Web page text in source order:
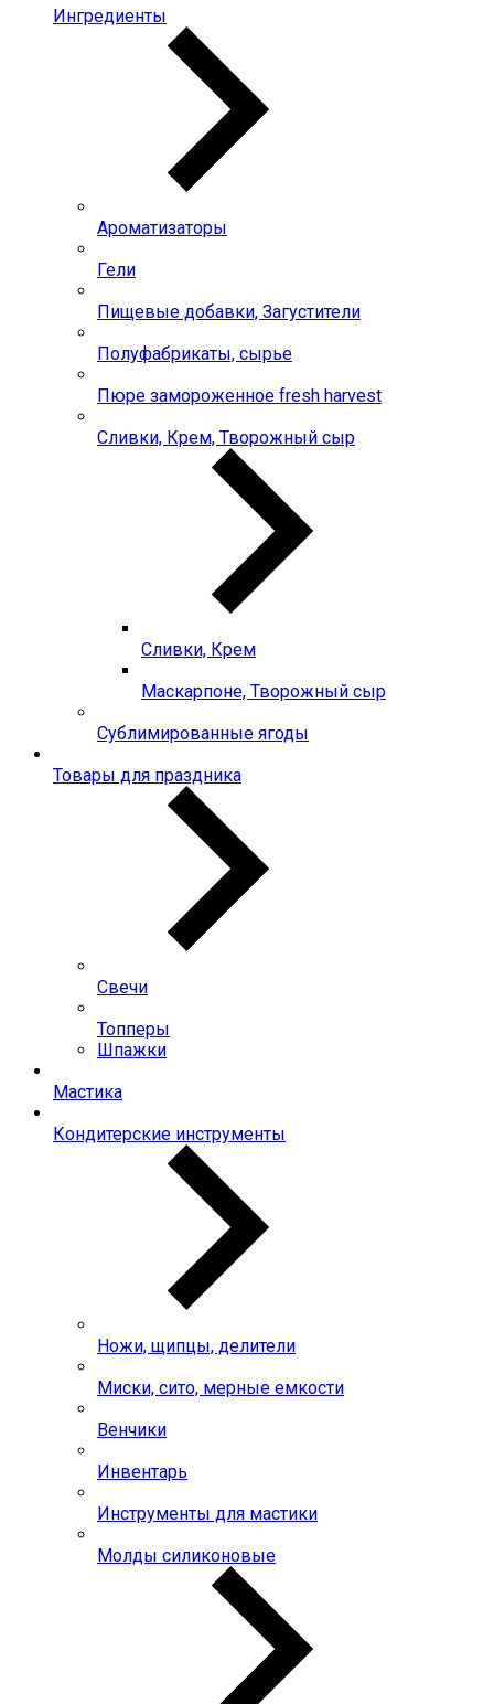
Ингредиенты
Ароматизаторы
Гели
Пищевые добавки, Загустители
Полуфабрикаты, сырье
Пюре замороженное fresh harvest
Сливки, Крем, Творожный сыр
Сливки, Крем
Маскарпоне, Творожный сыр
Сублимированные ягоды
Товары для праздника
Свечи
Топперы
Шпажки
Мастика
Кондитерские инструменты
Ножи, щипцы, делители
Миски, сито, мерные емкости
Венчики
Инвентарь
Инструменты для мастики
Молды силиконовые